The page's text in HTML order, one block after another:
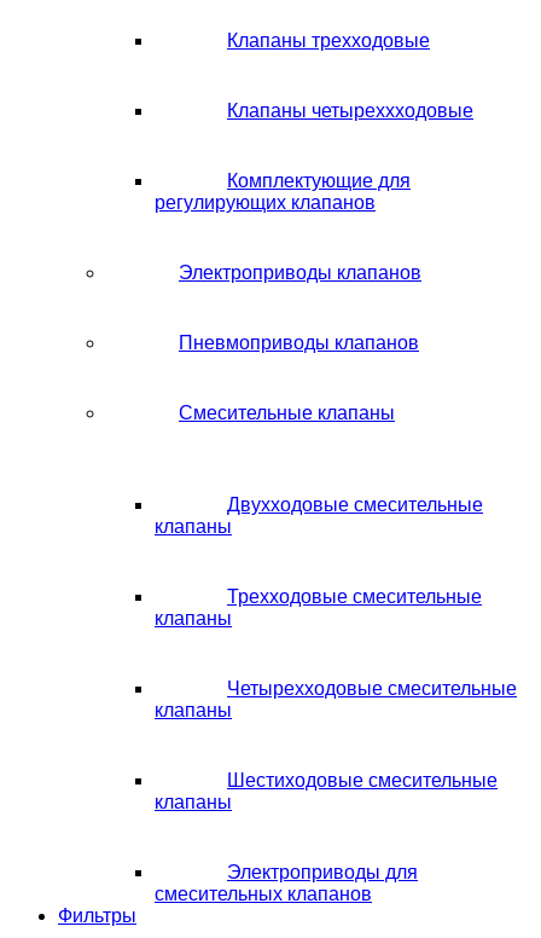
Клапаны трехходовые
Клапаны четыреххходовые
Комплектующие для
регулирующих клапанов
Электроприводы клапанов
Пневмоприводы клапанов
Смесительные клапаны
Двухходовые смесительные
клапаны
Трехходовые смесительные
клапаны
Четырехходовые смесительные
клапаны
Шестиходовые смесительные
клапаны
Электроприводы для
смесительных клапанов
Фильтры